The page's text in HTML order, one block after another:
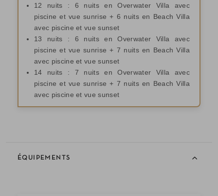
12 nuits : 6 nuits en Overwater Villa avec
piscine et vue sunrise + 6 nuits en Beach Villa
avec piscine et vue sunset
13 nuits : 6 nuits en Overwater Villa avec
piscine et vue sunrise + 7 nuits en Beach Villa
avec piscine et vue sunset
14 nuits : 7 nuits en Overwater Villa avec
piscine et vue sunrise + 7 nuits en Beach Villa
avec piscine et vue sunset
ÉQUIPEMENTS